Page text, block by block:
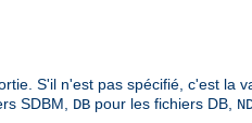
S'il n'est pas spécifié, c'est la
SDBM, DB pour les fichiers DB,